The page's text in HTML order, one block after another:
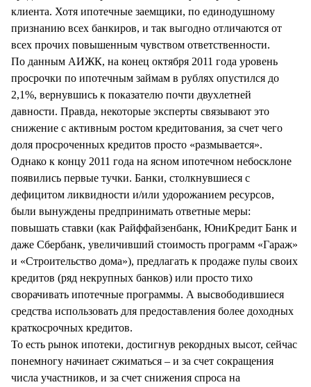
клиента. Хотя ипотечные заемщики, по единодушному
признанию всех банкиров, и так выгодно отличаются от
всех прочих повышенным чувством ответственности.
По данным АИЖК, на конец октября 2011 года уровень
просрочки по ипотечным займам в рублях опустился до
2,1%, вернувшись к показателю почти двухлетней
давности. Правда, некоторые эксперты связывают это
снижение с активным ростом кредитования, за счет чего
доля просроченных кредитов просто «размывается».
Однако к концу 2011 года на ясном ипотечном небосклоне
появились первые тучки. Банки, столкнувшиеся с
дефицитом ликвидности и/или удорожанием ресурсов,
были вынуждены предпринимать ответные меры:
повышать ставки (как Райффайзенбанк, ЮниКредит Банк и
даже Сбербанк, увеличивший стоимость программ «Гараж»
и «Строительство дома»), предлагать к продаже пулы своих
кредитов (ряд некрупных банков) или просто тихо
сворачивать ипотечные программы. А высвободившиеся
средства использовать для предоставления более доходных
краткосрочных кредитов.
То есть рынок ипотеки, достигнув рекордных высот, сейчас
понемногу начинает сжиматься – и за счет сокращения
числа участников, и за счет снижения спроса на